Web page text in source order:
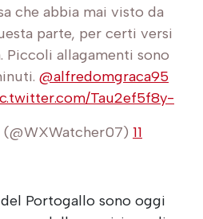
che abbia mai visto da
parte, per certi versi
Piccoli allagamenti sono
@alfredomgraca95
Tau2ef5f8y-
11
Portogallo sono oggi